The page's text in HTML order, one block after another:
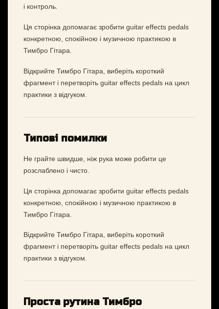
і контроль.
Ця сторінка допомагає зробити guitar effects pedals
конкретною, спокійною і музичною практикою в
Тимбро Гітара.
Відкрийте Тимбро Гітара, виберіть короткий
фрагмент і перетворіть guitar effects pedals на цикл
практики з відгуком.
Типові помилки
Не грайте швидше, ніж рука може робити це
розслаблено і чисто.
Ця сторінка допомагає зробити guitar effects pedals
конкретною, спокійною і музичною практикою в
Тимбро Гітара.
Відкрийте Тимбро Гітара, виберіть короткий
фрагмент і перетворіть guitar effects pedals на цикл
практики з відгуком.
Проста рутина Тимбро